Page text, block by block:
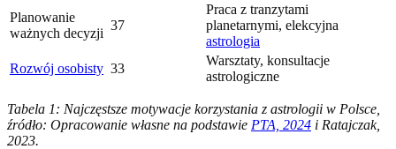
Planowanie
ważnych decyzji
37
Praca z tranzytami
planetarnymi, elekcyjna
astrologia
Rozwój osobisty 33
Warsztaty, konsultacje
astrologiczne
Tabela 1: Najczęstsze motywacje korzystania z astrologii w Polsce,
źródło: Opracowanie własne na podstawie PTA, 2024 i Ratajczak,
2023.